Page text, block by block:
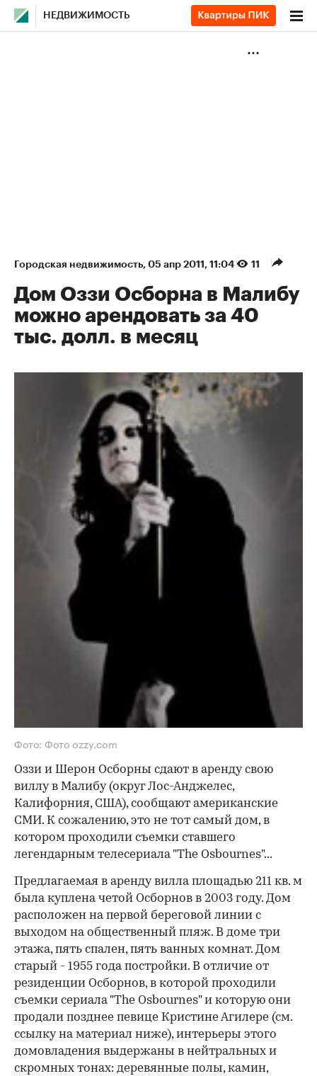
НЕДВИЖИМОСТЬ
Городская недвижимость⁠, 05 апр 2011, 11:04 11
Дом Оззи Осборна в Малибу
можно арендовать за 40
тыс. долл. в месяц
Фото: Фото ozzy.com
Оззи и Шерон Осборны сдают в аренду свою
виллу в Малибу (округ Лос-Анджелес,
Калифорния, США), сообщают американские
СМИ. К сожалению, это не тот самый дом, в
котором проходили съемки ставшего
легендарным телесериала "The Osbournes"...
Предлагаемая в аренду вилла площадью 211 кв. м
была куплена четой Осборнов в 2003 году. Дом
расположен на первой береговой линии с
выходом на общественный пляж. В доме три
этажа, пять спален, пять ванных комнат. Дом
старый - 1955 года постройки. В отличие от
резиденции Осборнов, в которой проходили
съемки сериала "The Osbournes" и которую они
продали позднее певице Кристине Агилере (см.
ссылку на материал ниже), интерьеры этого
домовладения выдержаны в нейтральных и
скромных тонах: деревянные полы, камин,